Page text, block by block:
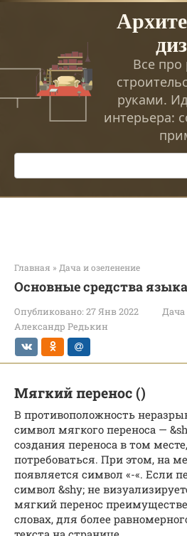
Перейти
Все про
руками.
интерьера:
Поиск:
Главная » Дача и озеленение
Основные средства
Опубликовано: 27 Янв 2022
Дача
Александр Редькин
Мягкий перенос (­)
В противоположность
символ мягкого переноса —
создания переноса в том
потребоваться. При этом, на
появляется символ «-«. Если
символ &shy; не
мягкий перенос
словах, для более